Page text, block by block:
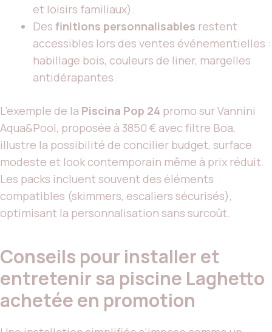
et loisirs familiaux).
Des finitions personnalisables restent
accessibles lors des ventes événementielles :
habillage bois, couleurs de liner, margelles
antidérapantes.
L’exemple de la Piscina Pop 24 promo sur Vannini
Aqua&Pool, proposée à 3850 € avec filtre Boa,
illustre la possibilité de concilier budget, surface
modeste et look contemporain même à prix réduit.
Les packs incluent souvent des éléments
compatibles (skimmers, escaliers sécurisés),
optimisant la personnalisation sans surcoût.
Conseils pour installer et
entretenir sa piscine Laghetto
achetée en promotion